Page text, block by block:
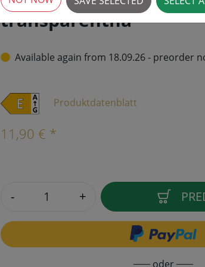
transparentná
Available again from 18.09.26 - preorder
Produktdatenblatt
11,90 € *
- +
oder